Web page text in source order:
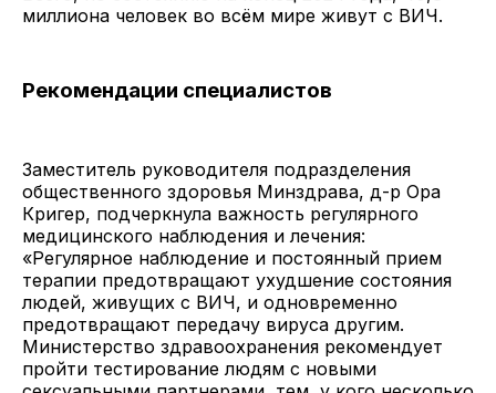
миллиона человек во всём мире живут с ВИЧ.
Рекомендации специалистов
Заместитель руководителя подразделения
общественного здоровья Минздрава, д-р Ора
Кригер, подчеркнула важность регулярного
медицинского наблюдения и лечения:
«Регулярное наблюдение и постоянный прием
терапии предотвращают ухудшение состояния
людей, живущих с ВИЧ, и одновременно
предотвращают передачу вируса другим.
Министерство здравоохранения рекомендует
пройти тестирование людям с новыми